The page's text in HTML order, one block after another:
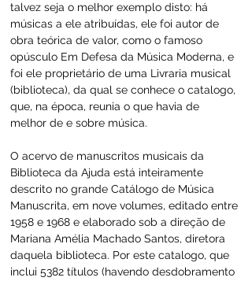
talvez seja o melhor exemplo disto: há
músicas a ele atribuídas, ele foi autor de
obra teórica de valor, como o famoso
opúsculo Em Defesa da Música Moderna, e
foi ele proprietário de uma Livraria musical
(biblioteca), da qual se conhece o catalogo,
que, na época, reunia o que havia de
melhor de e sobre música.
O acervo de manuscritos musicais da
Biblioteca da Ajuda está inteiramente
descrito no grande Catálogo de Música
Manuscrita, em nove volumes, editado entre
1958 e 1968 e elaborado sob a direção de
Mariana Amélia Machado Santos, diretora
daquela biblioteca. Por este catalogo, que
inclui 5382 títulos (havendo desdobramento